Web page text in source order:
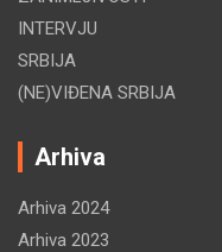
INTERVJU
SRBIJA
(NE)VIĐENA SRBIJA
Arhiva
Arhiva 2024
Arhiva 2023